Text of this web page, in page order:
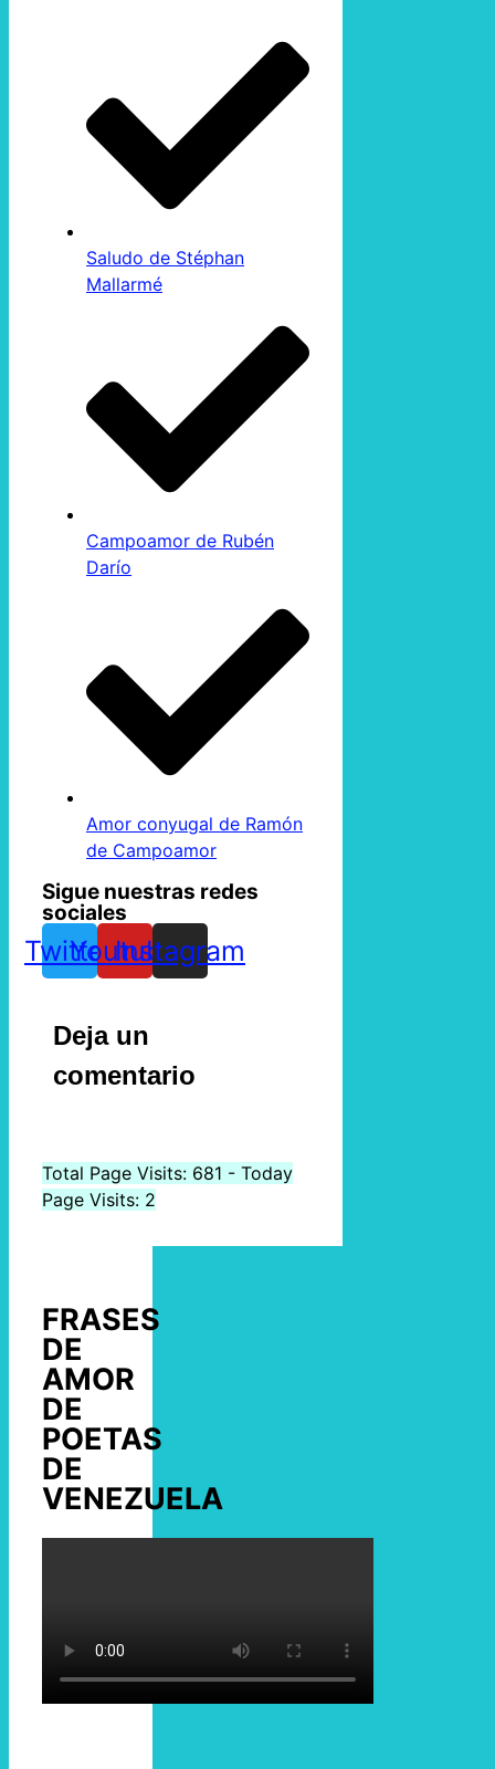
Saludo de Stéphan
Mallarmé
Campoamor de Rubén
Darío
Amor conyugal de Ramón
de Campoamor
Sigue nuestras redes
sociales
TwitterYoutube
Instagram
Deja un
comentario
Total Page Visits: 681 - Today
Page Visits: 2
FRASES
DE
AMOR
DE
POETAS
DE
VENEZUELA